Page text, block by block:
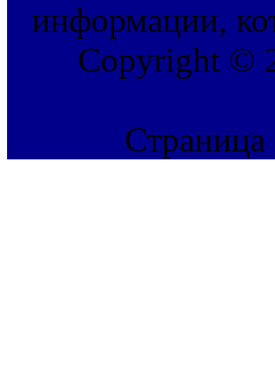
информации,
Copyright ©
Страница